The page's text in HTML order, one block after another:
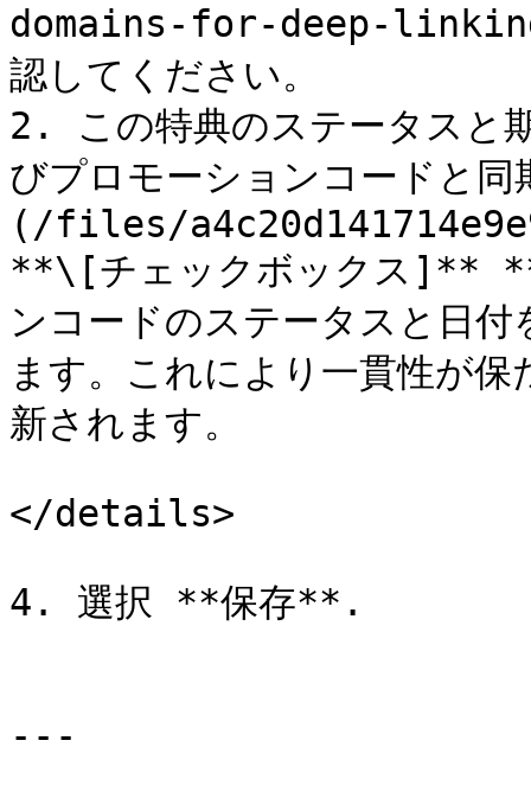
domains-for-deep-
認してください。
2. この特典のステータスと
びプロモーションコードと
(/files/
**\[チェックボックス]** **
ンコードのステータスと日
ます。これにより一貫性が
新されます。
</details>
4. 選択 **保存**.
---